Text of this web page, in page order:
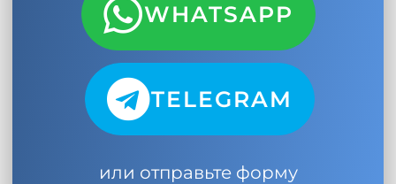
WHATSAPP
TELEGRAM
или отправьте форму